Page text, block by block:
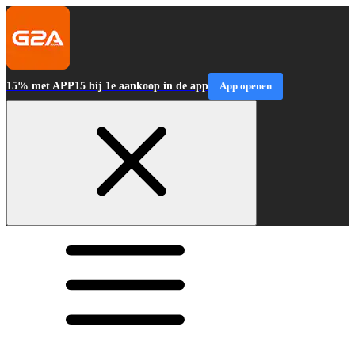
15% met APP15 bij 1e aankoop in de app App openen